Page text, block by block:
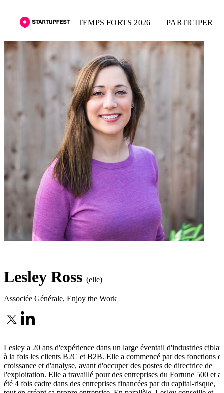
TEMPS FORTS 2026 PARTICIPER
Lesley Ross (elle)
Associée Générale, Enjoy the Work
Lesley a 20 ans d'expérience dans un large éventail d'industries
à la fois les clients B2C et B2B. Elle a commencé par des fonctions
croissance et d'analyse, avant d'occuper des postes de directrice de
l'exploitation. Elle a travaillé pour des entreprises du Fortune 500 et a
été 4 fois cadre dans des entreprises financées par du capital-risque,